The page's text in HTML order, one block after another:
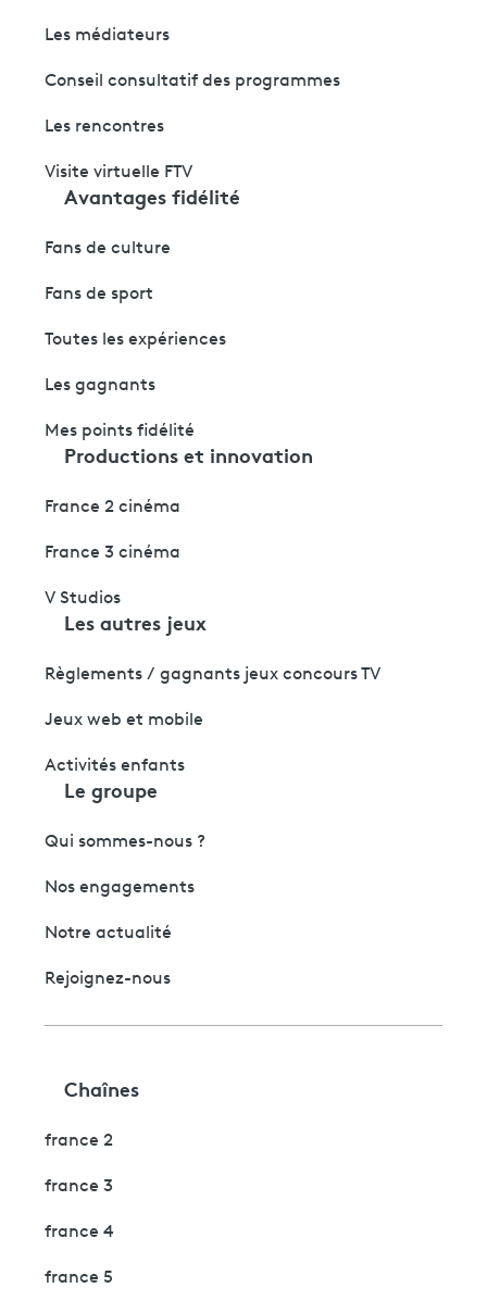
Les médiateurs
Conseil consultatif des programmes
Les rencontres
Visite virtuelle FTV
Avantages fidélité
Fans de culture
Fans de sport
Toutes les expériences
Les gagnants
Mes points fidélité
Productions et innovation
France 2 cinéma
France 3 cinéma
V Studios
Les autres jeux
Règlements / gagnants jeux concours TV
Jeux web et mobile
Activités enfants
Le groupe
Qui sommes-nous ?
Nos engagements
Notre actualité
Rejoignez-nous
Chaînes
france 2
france 3
france 4
france 5